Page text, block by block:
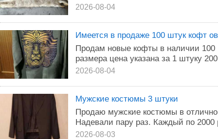
2026-08-04
Имеется в продаже 100 штук кофт
Продам новые кофты в наличии 100
размера цена указана за 1 штуку
2026-08-04
Мужские костюмы 3 штуки
Продаю мужские костюмы в
Надевали пару раз. Каждый по 2000
2026-08-03